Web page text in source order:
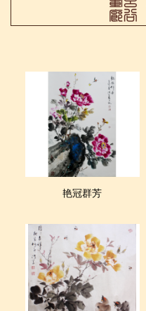
艳冠群芳